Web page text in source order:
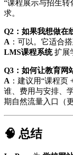
“课程展示与招生转
求。
Q2：如果我想做在
A ：可以。它适合
LMS课程系统扩展
Q3：如何让教育网
A ：建议用“课程
谁、费用与安排、
期自然流量入口（
🧠 总结